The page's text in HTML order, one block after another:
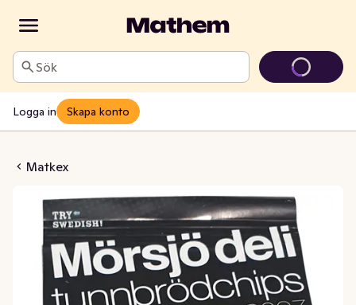
Sök
Logga in Skapa konto
Matkex
Nachos